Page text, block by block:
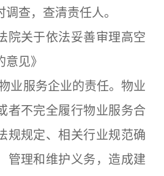
查，查清责任人。
关于依法妥善审理高空
见》
服务企业的责任。物业
者不完全履行物业服务合
规规定、相关行业规范确
管理和维护义务，造成建